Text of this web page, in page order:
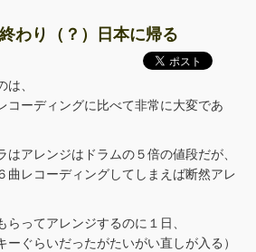
わり（？）日本に帰る
、
コーディングに比べて非常に大変であ
はアレンジはドラムの５倍の値段だが、
曲レコーディングしてしまえば断然アレ
らってアレンジするのに１日、
ぐらいだったがたいがい直しが入る）